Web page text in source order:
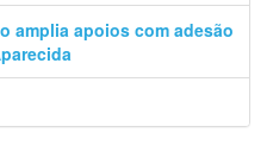
amplia apoios com adesão